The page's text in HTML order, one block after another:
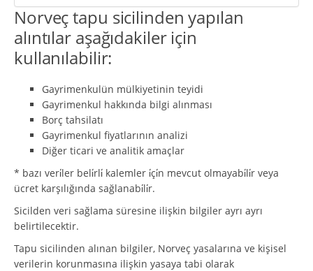
Norveç tapu sicilinden yapılan
alıntılar aşağıdakiler için
kullanılabilir:
Gayrimenkulün mülkiyetinin teyidi
Gayrimenkul hakkında bilgi alınması
Borç tahsilatı
Gayrimenkul fiyatlarının analizi
Diğer ticari ve analitik amaçlar
* bazı veri̇ler beli̇rli̇ kalemler i̇çi̇n mevcut olmayabi̇li̇r veya
ücret karşılığında sağlanabi̇li̇r.
Sicilden veri sağlama süresine ilişkin bilgiler ayrı ayrı
belirtilecektir.
Tapu sicilinden alınan bilgiler, Norveç yasalarına ve kişisel
verilerin korunmasına ilişkin yasaya tabi olarak